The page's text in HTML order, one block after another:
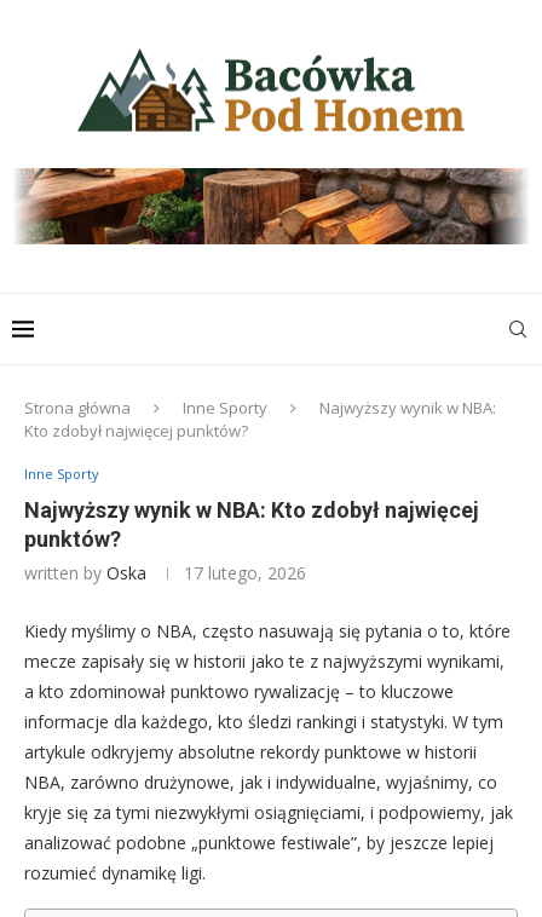
Strona główna Inne Sporty
Najwyższy wynik w NBA:
Kto zdobył najwięcej punktów?
Inne Sporty
Najwyższy wynik w NBA: Kto zdobył najwięcej
punktów?
written by Oska 17 lutego, 2026
Kiedy myślimy o NBA, często nasuwają się pytania o to, które
mecze zapisały się w historii jako te z najwyższymi wynikami,
a kto zdominował punktowo rywalizację – to kluczowe
informacje dla każdego, kto śledzi rankingi i statystyki. W tym
artykule odkryjemy absolutne rekordy punktowe w historii
NBA, zarówno drużynowe, jak i indywidualne, wyjaśnimy, co
kryje się za tymi niezwykłymi osiągnięciami, i podpowiemy, jak
analizować podobne „punktowe festiwale”, by jeszcze lepiej
rozumieć dynamikę ligi.